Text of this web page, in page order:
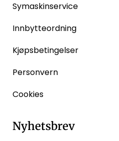
Symaskinservice
Innbytteordning
Kjøpsbetingelser
Personvern
Cookies
Nyhetsbrev